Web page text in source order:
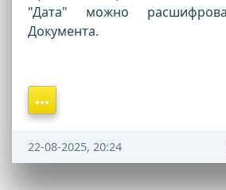
"Дата" можно
Документа.
22-08-2025, 20:24